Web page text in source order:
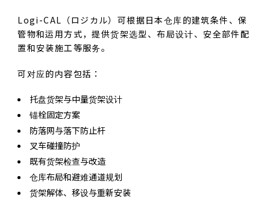
Logi-CAL（ロジカル）可根据日本仓库的建筑条件、保
管物和运用方式，提供货架选型、布局设计、安全部件配
置和安装施工等服务。
可对应的内容包括：
托盘货架与中量货架设计
锚栓固定方案
防落网与落下防止杆
叉车碰撞防护
既有货架检查与改造
仓库布局和避难通道规划
货架解体、移设与重新安装